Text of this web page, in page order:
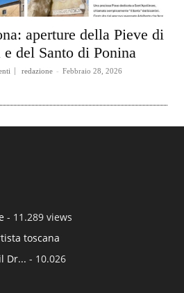
aperture della Pieve di
e del Santo di Ponina
redazione - Febbraio 28, 2026
- 11.289 views
toscana
Dr... - 10.026